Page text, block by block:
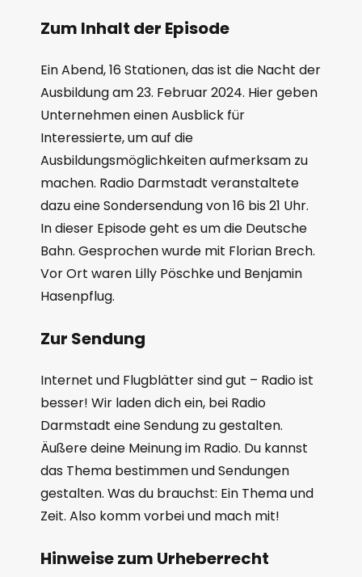
Zum Inhalt der Episode
Ein Abend, 16 Stationen, das ist die Nacht der
Ausbildung am 23. Februar 2024. Hier geben
Unternehmen einen Ausblick für
Interessierte, um auf die
Ausbildungsmöglichkeiten aufmerksam zu
machen. Radio Darmstadt veranstaltete
dazu eine Sondersendung von 16 bis 21 Uhr.
In dieser Episode geht es um die Deutsche
Bahn. Gesprochen wurde mit Florian Brech.
Vor Ort waren Lilly Pöschke und Benjamin
Hasenpflug.
Zur Sendung
Internet und Flugblätter sind gut – Radio ist
besser! Wir laden dich ein, bei Radio
Darmstadt eine Sendung zu gestalten.
Äußere deine Meinung im Radio. Du kannst
das Thema bestimmen und Sendungen
gestalten. Was du brauchst: Ein Thema und
Zeit. Also komm vorbei und mach mit!
Hinweise zum Urheberrecht